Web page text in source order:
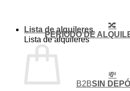
Lista de alquileres
Lista de alquileres
🔀
PERIODO DE
💸
B2BSIN